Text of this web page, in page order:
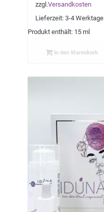
zzgl.Versandkosten
Lieferzeit: 3-4 Werktage
Produkt enthält: 15 ml
In den Warenkorb